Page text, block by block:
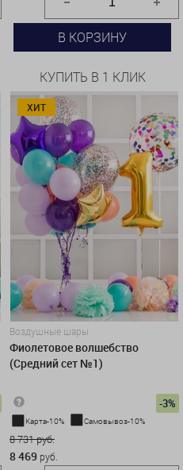
В КОРЗИНУ
КУПИТЬ В 1 КЛИК
ХИТ
Воздушные шары
Фиолетовое волшебство
(Средний сет №1)
-3%
Карта-10% Самовывоз-10%
8 731 руб.
8 469 руб.